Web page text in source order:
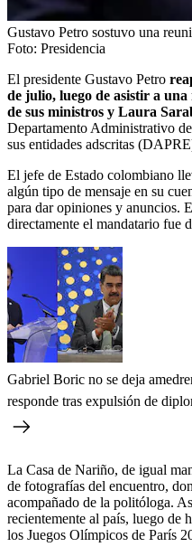
Gustavo Petro sostuvo una
Foto: Presidencia
El presidente Gustavo Petro
de julio, luego de asistir a
de sus ministros y Laura
Departamento Administrativo
sus entidades adscritas
El jefe de Estado colombiano
algún tipo de mensaje en su
para dar opiniones y anuncios.
directamente el mandatario fue
Gabriel Boric no se deja
responde tras expulsión de
La Casa de Nariño, de igual
de fotografías del encuentro,
acompañado de la politóloga.
recientemente al país, luego de
los Juegos Olímpicos de París